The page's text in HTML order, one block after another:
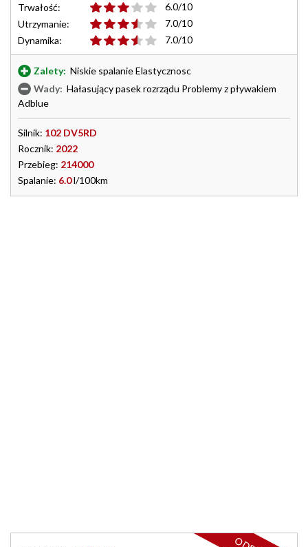
Trwałość:
6.0/10
Utrzymanie:
7.0/10
Dynamika:
7.0/10
Zalety: Niskie spalanie Elastycznosc
Wady: Hałasujący pasek rozrządu Problemy z pływakiem
Adblue
Silnik: 102 DV5RD
Rocznik: 2022
Przebieg: 214000
Spalanie: 6.0l/100km